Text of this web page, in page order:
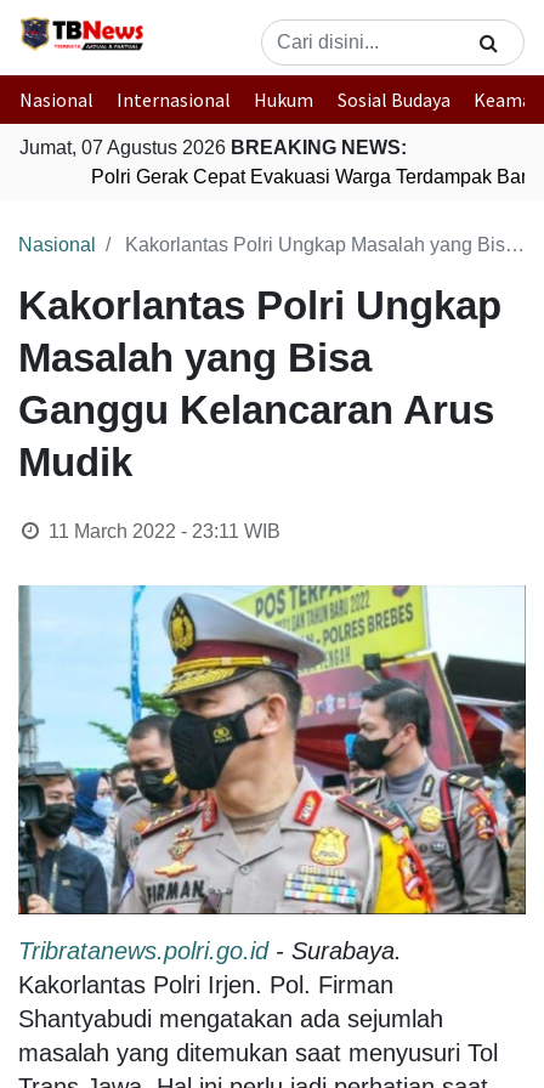
Nasional Internasional Hukum Sosial Budaya
Jumat, 07 Agustus 2026 BREAKING NEWS:
Polri Gerak Cepat Evakuasi Warga Terdampak
Nasional Kakorlantas Polri Ungkap Masalah yang Bisa Ganggu Kelancaran Arus Mudik
Kakorlantas Polri Ungkap
Masalah yang Bisa
Ganggu Kelancaran Arus
Mudik
11 March 2022 - 23:11 WIB
Tribratanews.polri.go.id- Surabaya.
Kakorlantas Polri Irjen. Pol. Firman
Shantyabudi mengatakan ada sejumlah
masalah yang ditemukan saat menyusuri Tol